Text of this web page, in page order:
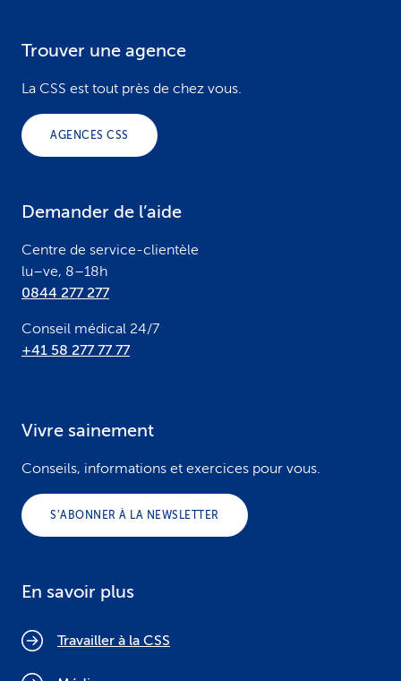
Trouver une agence
La CSS est tout près de chez vous.
AGENCES CSS
Demander de l’aide
Centre de service-clientèle
lu–ve, 8–18h
0844 277 277
Conseil médical 24/7
+41 58 277 77 77
Vivre sainement
Conseils, informations et exercices pour vous.
S’ABONNER À LA NEWSLETTER
En savoir plus
Travailler à la CSS